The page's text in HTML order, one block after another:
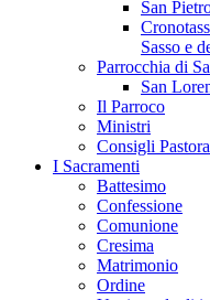
San
Sasso e
Parrocchia di
San
Il Parroco
Ministri
Consigli
I Sacramenti
Battesimo
Confessione
Comunione
Cresima
Matrimonio
Ordine